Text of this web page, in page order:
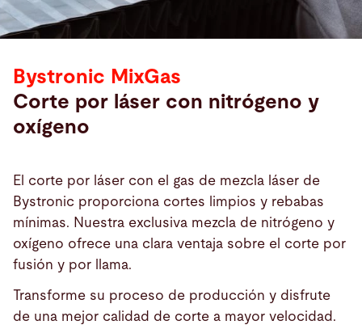
Bystronic MixGas
Corte por láser con nitrógeno y
oxígeno
El corte por láser con el gas de mezcla láser de
Bystronic proporciona cortes limpios y rebabas
mínimas. Nuestra exclusiva mezcla de nitrógeno y
oxígeno ofrece una clara ventaja sobre el corte por
fusión y por llama.
Transforme su proceso de producción y disfrute
de una mejor calidad de corte a mayor velocidad.